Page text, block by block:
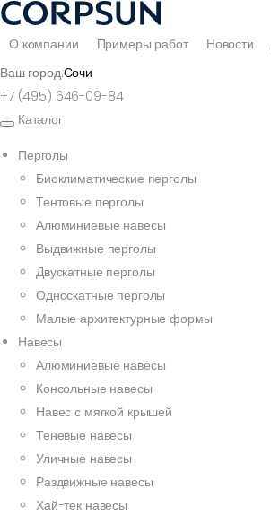
О компании Примеры работ Новости
Ваш город:Сочи
+7 (495) 646-09-84
Каталог
Перголы
Биоклиматические перголы
Тентовые перголы
Алюминиевые навесы
Выдвижные перголы
Двускатные перголы
Односкатные перголы
Малые архитектурные формы
Навесы
Алюминиевые навесы
Консольные навесы
Навес с мягкой крышей
Теневые навесы
Уличные навесы
Раздвижные навесы
Хай-тек навесы